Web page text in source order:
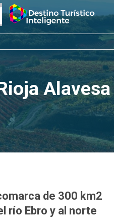
Alavesa
de 300 km2
río Ebro y al norte